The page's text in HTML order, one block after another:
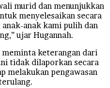
murid dan menunjukkan
menyelesaikan secara
anak kami pulih dan
ujar Hugannah.
keterangan dari
tidak dilaporkan secara
melakukan pengawasan